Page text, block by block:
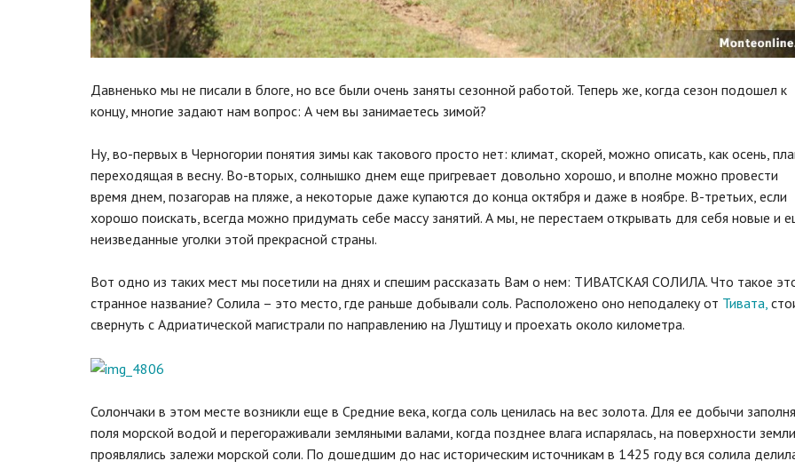
Давненько мы не писали в блоге, но все были очень заняты сезонной работой. Теперь же, когда сезон подошел к
концу, многие задают нам вопрос: А чем вы занимаетесь зимой?
Ну, во-первых в Черногории понятия зимы как такового просто нет: климат, скорей, можно описать, как осень,
переходящая в весну. Во-вторых, солнышко днем еще пригревает довольно хорошо, и вполне можно провести
время днем, позагорав на пляже, а некоторые даже купаются до конца октября и даже в ноябре. В-третьих, если
хорошо поискать, всегда можно придумать себе массу занятий. А мы, не перестаем открывать для себя новые и
неизведанные уголки этой прекрасной страны.
Вот одно из таких мест мы посетили на днях и спешим рассказать Вам о нем: ТИВАТСКАЯ СОЛИЛА. Что такое
странное название? Солила – это место, где раньше добывали соль. Расположено оно неподалеку от Тивата,
свернуть с Адриатической магистрали по направлению на Луштицу и проехать около километра.
Солончаки в этом месте возникли еще в Средние века, когда соль ценилась на вес золота. Для ее добычи
поля морской водой и перегораживали земляными валами, когда позднее влага испарялась, на поверхности земли
проявлялись залежи морской соли. По дошедшим до нас историческим источникам в 1425 году вся солила